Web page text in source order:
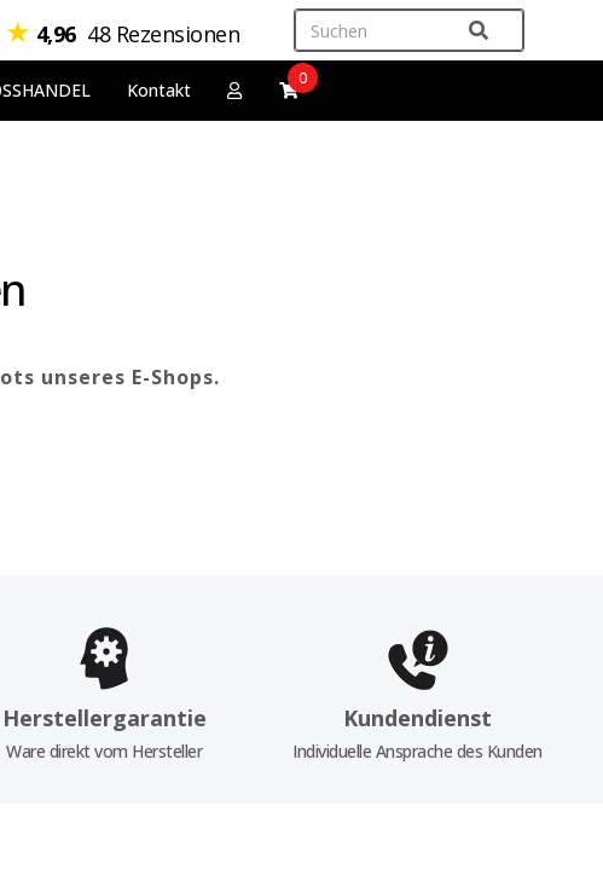
★ 4,96 48 Rezensionen
Kontakt
0
unseres E-Shops.
Herstellergarantie
Ware direkt vom Hersteller
Kundendienst
Individuelle Ansprache des Kunden